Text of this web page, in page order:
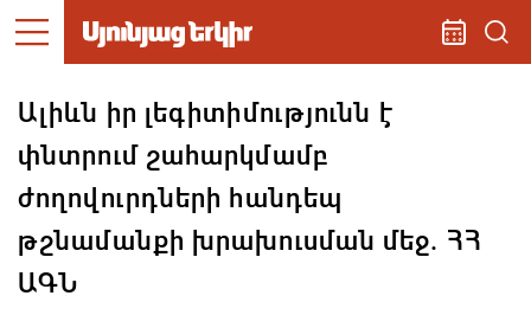
Ալիևն իր լեգիտիմությունն է
փնտրում շահարկմամբ
ժողովուրդների հանդեպ
թշնամանքի խրախուսման մեջ. ՀՀ
ԱԳՆ